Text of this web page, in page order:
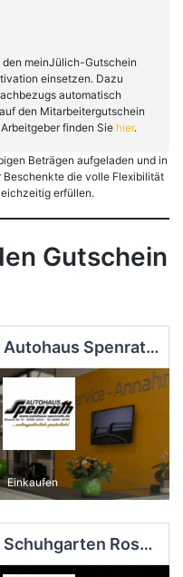
meinJülich-Gutschein
einsetzen. Dazu
automatisch
den Mitarbeitergutschein
finden Sie hier.
Beträgen aufgeladen und in
die volle Flexibilität
erfüllen.
Gutschein
Autohaus Spenrath GmbH & Co. KG
Einkaufen
Schuhgarten Rosenbaum e.K.